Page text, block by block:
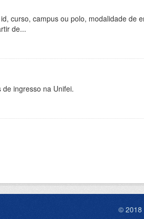
curso, campus ou polo, modalidade de
de...
ingresso na Unifei.
© 2018